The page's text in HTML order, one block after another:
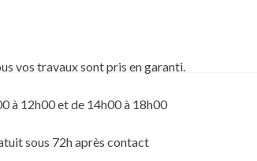
vos travaux sont pris en garanti.
à 12h00 et de 14h00 à 18h00
sous 72h après contact